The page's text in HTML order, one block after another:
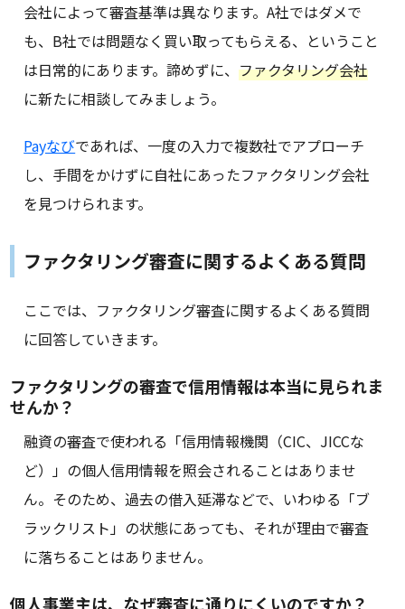
会社によって審査基準は異なります。A社ではダメで
も、B社では問題なく買い取ってもらえる、ということ
は日常的にあります。諦めずに、ファクタリング会社
に新たに相談してみましょう。
Payなびであれば、一度の入力で複数社でアプローチ
し、手間をかけずに自社にあったファクタリング会社
を見つけられます。
ファクタリング審査に関するよくある質問
ここでは、ファクタリング審査に関するよくある質問
に回答していきます。
ファクタリングの審査で信用情報は本当に見られま
せんか？
融資の審査で使われる「信用情報機関（CIC、JICCな
ど）」の個人信用情報を照会されることはありませ
ん。そのため、過去の借入延滞などで、いわゆる「ブ
ラックリスト」の状態にあっても、それが理由で審査
に落ちることはありません。
個人事業主は、なぜ審査に通りにくいのですか？